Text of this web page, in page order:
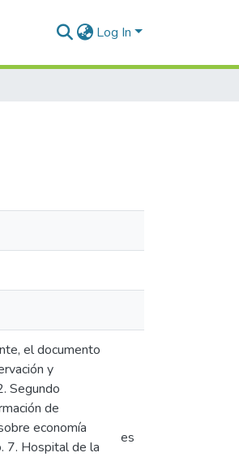
Log In
el documento
y
Segundo
de
economía
7. Hospital de la
es